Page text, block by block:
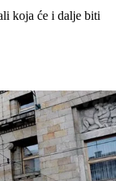
koja će i dalje biti